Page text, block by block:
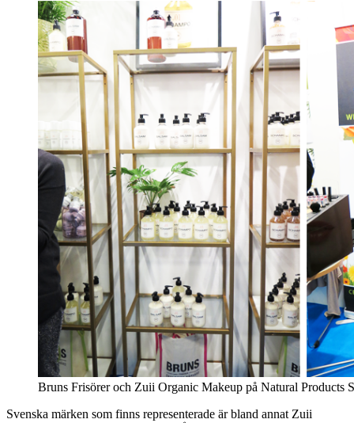
Bruns Frisörer och Zuii Organic Makeup på Natural Products
Svenska märken som finns representerade är bland annat Zuii